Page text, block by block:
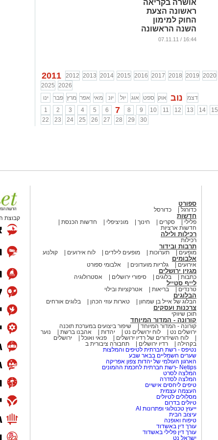
אושרה בקריאה
ראשונה הצעת
החוק למימון
השנה הראשונה
לסטודנטים
16:44 / 07.11.11
2011 2012 2013 2014 2015 2016 2017 2018 2019 2020
2025 2026
ינו
פבר מרץ אפר מאי יונ יול אוג ספט אוק נוב
דצמ
1
2 3 4 5 6 7 8 9 10 11 12 13 14 15
22
23 24 25 26 27 28 29 30
ספורט
כדורגל כדורסל
חדשות
פלילי סקרים חינוך מוניציפלי
חדשות הכנסת
חדשות ארציות
רכילות ולילה
רכילות
תרבות ובידור
מופעים תערוכות מופעים לילדים לוח אירועים קולנוע
אלבומים
אירועים גלריות מועדונים אלבומי ספורט
מגזין ירושלים
כתבות בלוגים סיפורי ירושלים אסטרולוגיה
לייף סטייל
טרנדים בריאות אטרקציות ובילוי
הבלוגים
הבלוג של אייל בן שמחון טארות עוזי הכהן בלוגים אורחים
צרכנות ועסקים
תוכן שיווקי
קורונה - המדור המיוחד
קורונה - המדור המיוחד
שיפור ביצועים במערכת תוכנה
ירושלים נט
לוח ירושלים נט יהדות אהבנו ברשת
נוער
לוח השידורים של רדיו ירושלים
פנאי ואוכל
ירושלים
בקהילה
רדיו ירושלים
תחבורה ציבורית ב
נטיפס - רשת חברתית לטיפים והמלצות
שערים חשמליים בבאר שבע
הארגון העולמי של יהדות צפון אפריקה
Netips -רשת חברתית לחכמת ההמונים
המלצה לסרט
המלצה לסדרה
טיפים ליחסים אישיים
העצמה עצמית
מסלולים לטיולים
טיולים בדרום
ייעוץ טכנולוגי ופתרונות AI
עיצוב הבית
טיפוח ואופנה
עורך דין באשדוד
עורך דין פלילי באשדוד
ישראל נט
קבוצת